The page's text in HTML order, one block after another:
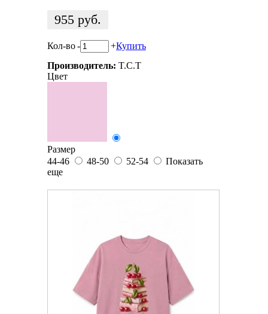
955 руб.
Кол-во- +Купить
Производитель: T.C.T
Цвет
Размер
44-46
48-50 52-54
Показать
еще